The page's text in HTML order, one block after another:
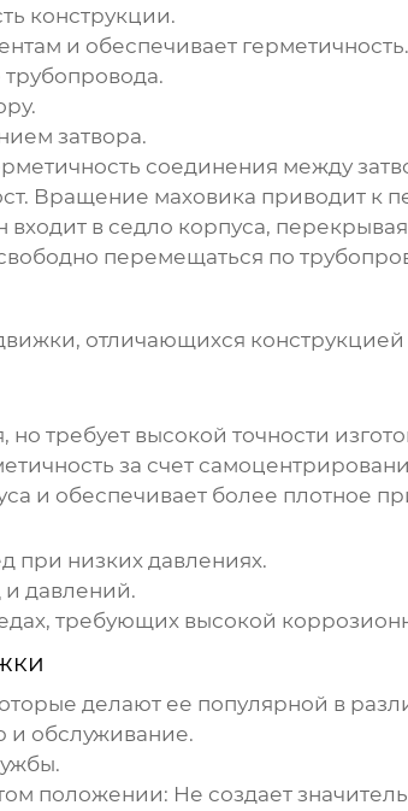
конструкции.
и обеспечивает герметичность.
затвора.
соединения между
Вращение маховика приводит
в седло корпуса,
перемещаться по
, отличающихся
требует высокой точности
за счет
и обеспечивает более плотное
при низких давлениях.
и давлений.
требующих высокой
делают ее популярной в
и обслуживание.
положении: Не создает